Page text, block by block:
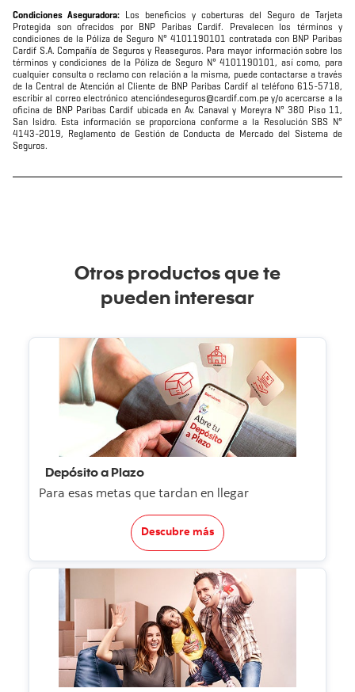
Condiciones Aseguradora: Los beneficios y coberturas del Seguro de Tarjeta
Protegida son ofrecidos por BNP Paribas Cardif. Prevalecen los términos y
condiciones de la Póliza de Seguro N° 4101190101 contratada con BNP Paribas
Cardif S.A. Compañía de Seguros y Reaseguros. Para mayor información sobre los
términos y condiciones de la Póliza de Seguro N° 4101190101, así como, para
cualquier consulta o reclamo con relación a la misma, puede contactarse a través
de la Central de Atención al Cliente de BNP Paribas Cardif al teléfono 615-5718,
escribir al correo electrónico atencióndeseguros@cardif.com.pe y/o acercarse a la
oficina de BNP Paribas Cardif ubicada en Av. Canaval y Moreyra N° 380 Piso 11,
San Isidro. Esta información se proporciona conforme a la Resolución SBS N°
4143-2019, Reglamento de Gestión de Conducta de Mercado del Sistema de
Seguros.
Otros productos que te
pueden interesar
Depósito a Plazo
Para esas metas que tardan en llegar
Descubre más